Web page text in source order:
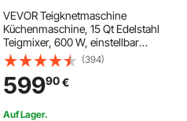
VEVOR Teigknetmaschine
Küchenmaschine, 15 Qt Edelstahl
Teigmixer, 600 W, einstellbar
(130/233/414 U/min), inkl.
Edelstahlschüssel, Knethaken,
Schneebesen, Rührbesen, ideal für
Bäckereien, Restaurants
(394)
59990€
Auf Lager.